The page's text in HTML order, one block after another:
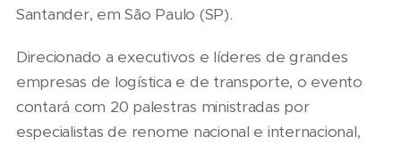
Santander, em São Paulo (SP).
Direcionado a executivos e líderes de grandes
empresas de logística e de transporte, o evento
contará com 20 palestras ministradas por
especialistas de renome nacional e internacional,